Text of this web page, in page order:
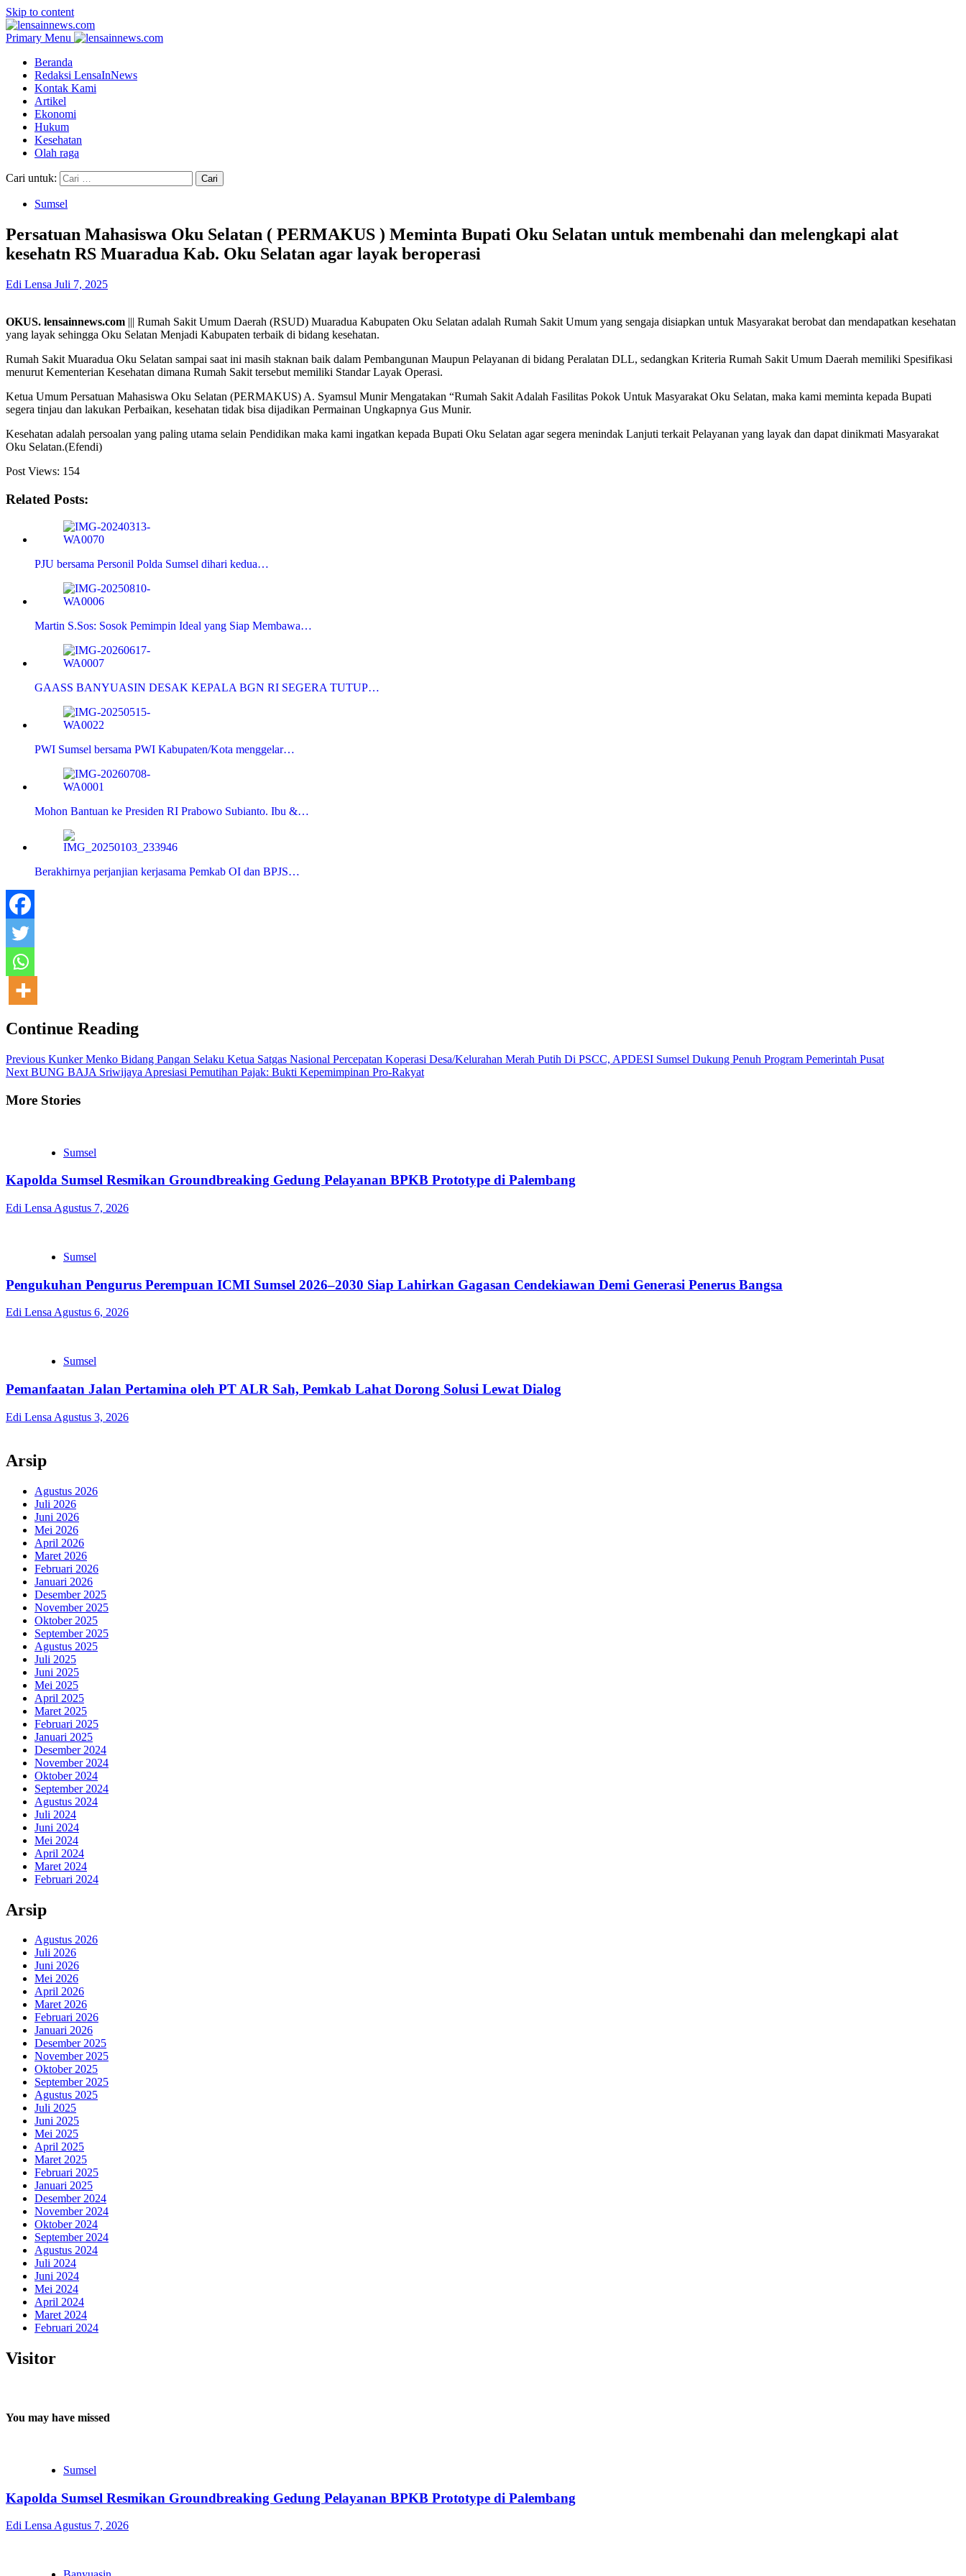
Skip to content
Primary Menu
Beranda
Redaksi LensaInNews
Kontak Kami
Artikel
Ekonomi
Hukum
Kesehatan
Olah raga
Cari untuk:
Sumsel
Persatuan Mahasiswa Oku Selatan ( PERMAKUS ) Meminta Bupati Oku Selatan untuk membenahi dan melengkapi alat
kesehatn RS Muaradua Kab. Oku Selatan agar layak beroperasi
Edi Lensa Juli 7, 2025
OKUS. lensainnews.com ||| Rumah Sakit Umum Daerah (RSUD) Muaradua Kabupaten Oku Selatan adalah Rumah Sakit Umum yang sengaja disiapkan untuk Masyarakat berobat dan mendapatkan kesehatan
yang layak sehingga Oku Selatan Menjadi Kabupaten terbaik di bidang kesehatan.
Rumah Sakit Muaradua Oku Selatan sampai saat ini masih staknan baik dalam Pembangunan Maupun Pelayanan di bidang Peralatan DLL, sedangkan Kriteria Rumah Sakit Umum Daerah memiliki Spesifikasi
menurut Kementerian Kesehatan dimana Rumah Sakit tersebut memiliki Standar Layak Operasi.
Ketua Umum Persatuan Mahasiswa Oku Selatan (PERMAKUS) A. Syamsul Munir Mengatakan “Rumah Sakit Adalah Fasilitas Pokok Untuk Masyarakat Oku Selatan, maka kami meminta kepada Bupati
segera tinjau dan lakukan Perbaikan, kesehatan tidak bisa dijadikan Permainan Ungkapnya Gus Munir.
Kesehatan adalah persoalan yang paling utama selain Pendidikan maka kami ingatkan kepada Bupati Oku Selatan agar segera menindak Lanjuti terkait Pelayanan yang layak dan dapat dinikmati Masyarakat
Oku Selatan.(Efendi)
Post Views: 154
Related Posts:
PJU bersama Personil Polda Sumsel dihari kedua…
Martin S.Sos: Sosok Pemimpin Ideal yang Siap Membawa…
GAASS BANYUASIN DESAK KEPALA BGN RI SEGERA TUTUP…
PWI Sumsel bersama PWI Kabupaten/Kota menggelar…
Mohon Bantuan ke Presiden RI Prabowo Subianto. Ibu &…
Berakhirnya perjanjian kerjasama Pemkab OI dan BPJS…
Continue Reading
Previous Kunker Menko Bidang Pangan Selaku Ketua Satgas Nasional Percepatan Koperasi Desa/Kelurahan Merah Putih Di PSCC, APDESI Sumsel Dukung Penuh Program Pemerintah Pusat
Next BUNG BAJA Sriwijaya Apresiasi Pemutihan Pajak: Bukti Kepemimpinan Pro-Rakyat
More Stories
Sumsel
Kapolda Sumsel Resmikan Groundbreaking Gedung Pelayanan BPKB Prototype di Palembang
Edi Lensa Agustus 7, 2026
Sumsel
Pengukuhan Pengurus Perempuan ICMI Sumsel 2026–2030 Siap Lahirkan Gagasan Cendekiawan Demi Generasi Penerus Bangsa
Edi Lensa Agustus 6, 2026
Sumsel
Pemanfaatan Jalan Pertamina oleh PT ALR Sah, Pemkab Lahat Dorong Solusi Lewat Dialog
Edi Lensa Agustus 3, 2026
Arsip
Agustus 2026
Juli 2026
Juni 2026
Mei 2026
April 2026
Maret 2026
Februari 2026
Januari 2026
Desember 2025
November 2025
Oktober 2025
September 2025
Agustus 2025
Juli 2025
Juni 2025
Mei 2025
April 2025
Maret 2025
Februari 2025
Januari 2025
Desember 2024
November 2024
Oktober 2024
September 2024
Agustus 2024
Juli 2024
Juni 2024
Mei 2024
April 2024
Maret 2024
Februari 2024
Arsip
Agustus 2026
Juli 2026
Juni 2026
Mei 2026
April 2026
Maret 2026
Februari 2026
Januari 2026
Desember 2025
November 2025
Oktober 2025
September 2025
Agustus 2025
Juli 2025
Juni 2025
Mei 2025
April 2025
Maret 2025
Februari 2025
Januari 2025
Desember 2024
November 2024
Oktober 2024
September 2024
Agustus 2024
Juli 2024
Juni 2024
Mei 2024
April 2024
Maret 2024
Februari 2024
Visitor
You may have missed
Sumsel
Kapolda Sumsel Resmikan Groundbreaking Gedung Pelayanan BPKB Prototype di Palembang
Edi Lensa Agustus 7, 2026